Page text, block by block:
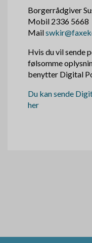
Borgerrådgiver
Mobil 2336 5668
Mail
Hvis du vil sende
følsomme
benytter Digital
Du kan sende
her